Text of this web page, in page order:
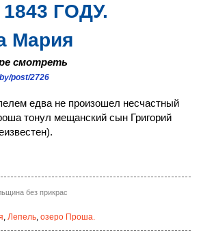
ГОДУ.
Мария
смотреть
post/2726
едва не произошел несчастный
тонул мещанский сын Григорий
без прикрас
, Лепель, озеро Проша.